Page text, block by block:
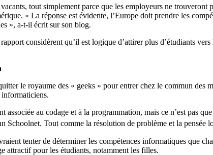
tout simplement parce que les employeurs ne
« La réponse est évidente, l’Europe doit prendre les
», a-t-il écrit sur son blog.
considèrent qu’il est logique d’attirer plus d’étudiants
le royaume des « geeks » pour entrer chez le commun
informaticiens.
associée au codage et à la programmation, mais ce n’est pas
Schoolnet. Tout comme la résolution de problème et la pensée
tenter de déterminer les compétences informatiques que
attractif pour les étudiants, notamment les filles.